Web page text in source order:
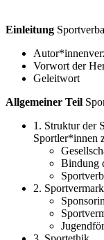
Einleitung
Vorwort der
Geleitwort
Allgemeiner Teil
1. Struktur der
Sportler*innen
Bindung
2.